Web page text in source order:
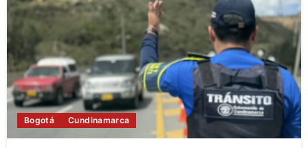
Bogotá Cundinamarca